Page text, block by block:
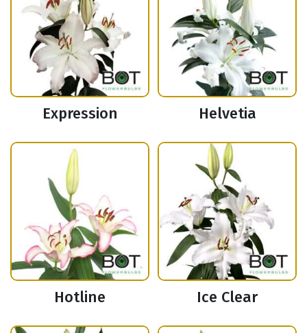
Expression Helvetia
Hotline Ice Clear